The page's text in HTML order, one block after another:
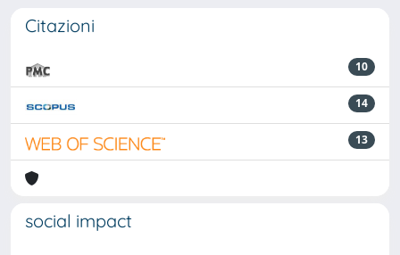
Citazioni
10
14
13
social impact